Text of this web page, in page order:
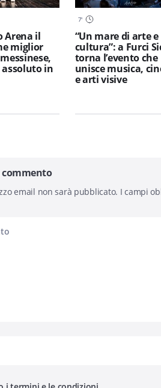
Arena il
miglior
in
7'
“Un mare di arte e
cultura”: a Furci
torna l’evento che
unisce musica,
e arti visive
commento
email non sarà pubblicato. I campi